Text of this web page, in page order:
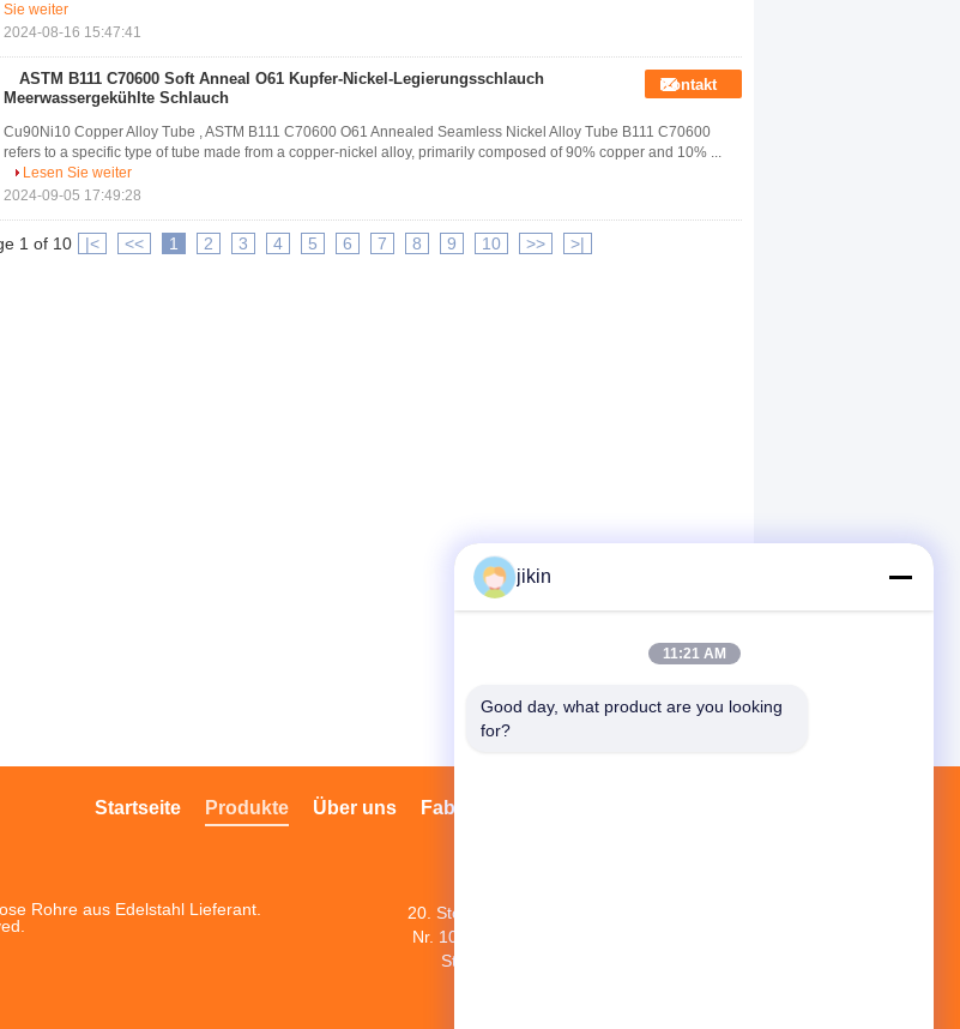
Sie weiter
2024-08-16 15:47:41
ASTM B111 C70600 Soft Anneal O61 Kupfer-Nickel-Legierungsschlauch
Meerwassergekühlte Schlauch
Kontakt
Cu90Ni10 Copper Alloy Tube , ASTM B111 C70600 O61 Annealed Seamless Nickel Alloy Tube B111 C70600
refers to a specific type of tube made from a copper-nickel alloy, primarily composed of 90% copper and 10% ...
Lesen Sie weiter
2024-09-05 17:49:28
1 of 10 |< << 1 2 3 4 5 6 7 8 9 10 >> >|
Fabrik Tour
Über uns
Produkte
Startseite
Rohre aus Edelstahl Lieferant.
20. Stock, Nr. 1 NEUE WORLD BUILDING,
Nr. 1018 MINAN ROAD, Bezirk YINZHOU,
Stadt Ningbo, Provinz Zhejiang, China
jikin
11:21 AM
Good day, what product are you looking
for?